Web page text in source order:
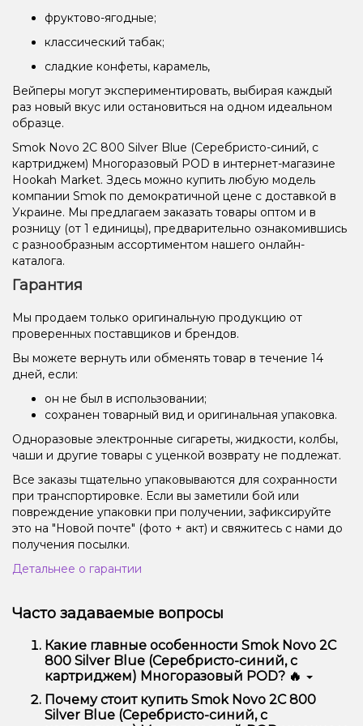
фруктово-ягодные;
классический табак;
сладкие конфеты, карамель,
Вейперы могут экспериментировать, выбирая каждый
раз новый вкус или остановиться на одном идеальном
образце.
Smok Novo 2C 800 Silver Blue (Серебристо-синий, с
картриджем) Многоразовый POD в интернет-магазине
Hookah Market. Здесь можно купить любую модель
компании Smok по демократичной цене с доставкой в
Украине. Мы предлагаем заказать товары оптом и в
розницу (от 1 единицы), предварительно ознакомившись
с разнообразным ассортиментом нашего онлайн-
каталога.
Гарантия
Мы продаем только оригинальную продукцию от
проверенных поставщиков и брендов.
Вы можете вернуть или обменять товар в течение 14
дней, если:
он не был в использовании;
сохранен товарный вид и оригинальная упаковка.
Одноразовые электронные сигареты, жидкости, колбы,
чаши и другие товары с уценкой возврату не подлежат.
Все заказы тщательно упаковываются для сохранности
при транспортировке. Если вы заметили бой или
повреждение упаковки при получении, зафиксируйте
это на "Новой почте" (фото + акт) и свяжитесь с нами до
получения посылки.
Детальнее о гарантии
Часто задаваемые вопросы
Какие главные особенности Smok Novo 2C
800 Silver Blue (Серебристо-синий, с
картриджем) Многоразовый POD? 🔥
Smok Novo 2C 800 Silver Blue (Серебристо-синий, с
картриджем) Многоразовый POD отличается
Почему стоит купить Smok Novo 2C 800
Silver Blue (Серебристо-синий, с